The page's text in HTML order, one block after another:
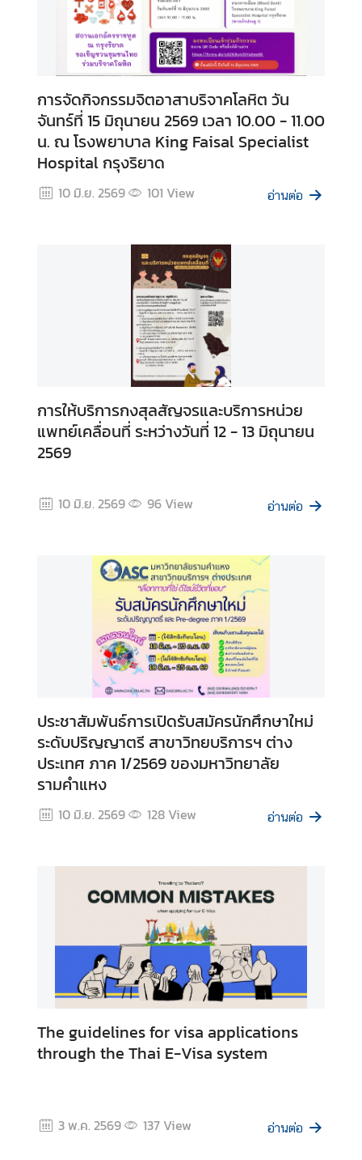
การจัดกิจกรรมจิตอาสาบริจาคโลหิต วัน
จันทร์ที่ 15 มิถุนายน 2569 เวลา 10.00 - 11.00
น. ณ โรงพยาบาล King Faisal Specialist
Hospital กรุงริยาด
10 มิ.ย. 2569 101 View อ่านต่อ
การให้บริการกงสุลสัญจรและบริการหน่วย
แพทย์เคลื่อนที่ ระหว่างวันที่ 12 - 13 มิถุนายน
2569
10 มิ.ย. 2569 96View อ่านต่อ
ประชาสัมพันธ์การเปิดรับสมัครนักศึกษาใหม่
ระดับปริญญาตรี สาขาวิทยบริการฯ ต่าง
ประเทศ ภาค 1/2569 ของมหาวิทยาลัย
รามคำแหง
10 มิ.ย. 2569 128View อ่านต่อ
The guidelines for visa applications
through the Thai E-Visa system
3 พ.ค. 2569 137View อ่านต่อ